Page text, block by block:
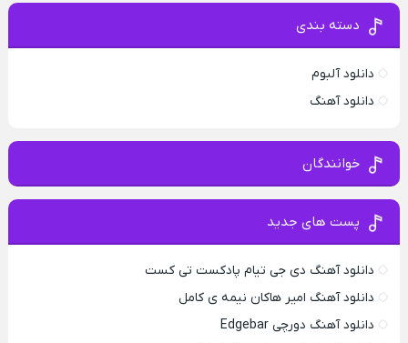
دسته بندی
دانلود آلبوم
دانلود آهنگ
خوانندگان
پست های جدید
دانلود آهنگ دی جی تیام پادکست تی کست
دانلود آهنگ امیر هاکان نیمه ی کامل
دانلود آهنگ دورچی Edgebar